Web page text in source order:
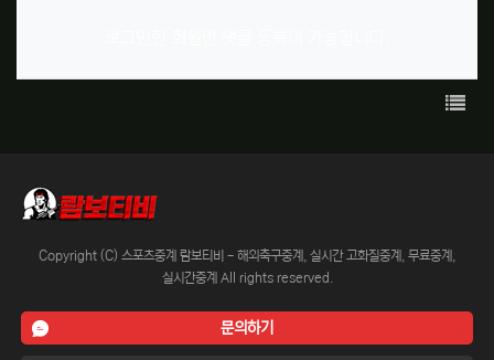
목록
Copyright (C) 스포츠중계 람보티비 - 해외축구중계, 실시간 고화질중계, 무료중계,
실시간중계 All rights reserved.
문의하기